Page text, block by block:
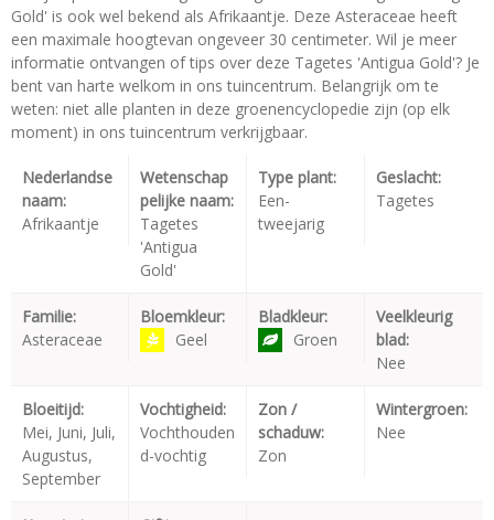
Gold' is ook wel bekend als Afrikaantje. Deze Asteraceae heeft
een maximale hoogtevan ongeveer 30 centimeter. Wil je meer
informatie ontvangen of tips over deze Tagetes 'Antigua Gold'? Je
bent van harte welkom in ons tuincentrum. Belangrijk om te
weten: niet alle planten in deze groenencyclopedie zijn (op elk
moment) in ons tuincentrum verkrijgbaar.
Nederlandse
naam:
Afrikaantje
Wetenschap
pelijke naam:
Tagetes
'Antigua
Gold'
Type plant:
Een-
tweejarig
Geslacht:
Tagetes
Familie:
Asteraceae
Bloemkleur:
Geel
Bladkleur:
Groen
Veelkleurig
blad:
Nee
Bloeitijd:
Mei, Juni, Juli,
Augustus,
September
Vochtigheid:
Vochthouden
d-vochtig
Zon /
schaduw:
Zon
Wintergroen:
Nee